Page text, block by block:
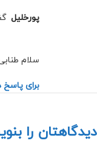
پورخلیل
سلام
برای پاسخ
دیدگاهتان را